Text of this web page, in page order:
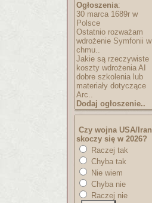
Ogłoszenia:
30 marca 1689r w
Polsce
Ostatnio rozważam
wdrożenie Symfonii w
chmu..
Jakie są rzeczywiste
koszty wdrożenia AI
dobre szkolenia lub
materiały dotyczące
Arc..
Dodaj ogłoszenie..
Czy wojna USA/Iran
skoczy się w 2026?
Raczej tak
Chyba tak
Nie wiem
Chyba nie
Raczej nie